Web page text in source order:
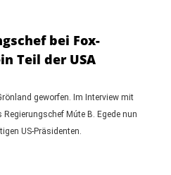
bei Fox-
Teil der USA
geworfen. Im Interview mit
Múte B. Egede nun
US-Präsidenten.